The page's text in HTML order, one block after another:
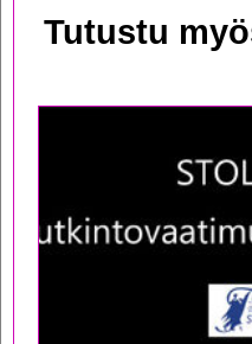
Tutustu